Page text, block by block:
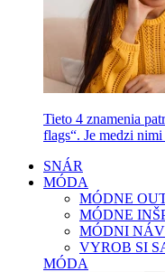
Tieto 4 znamenia
flags“. Je medzi nimi
SNÁR
MÓDA
MÓDNE
MÓDNE
MÓDNI
VYROB SI
MÓDA